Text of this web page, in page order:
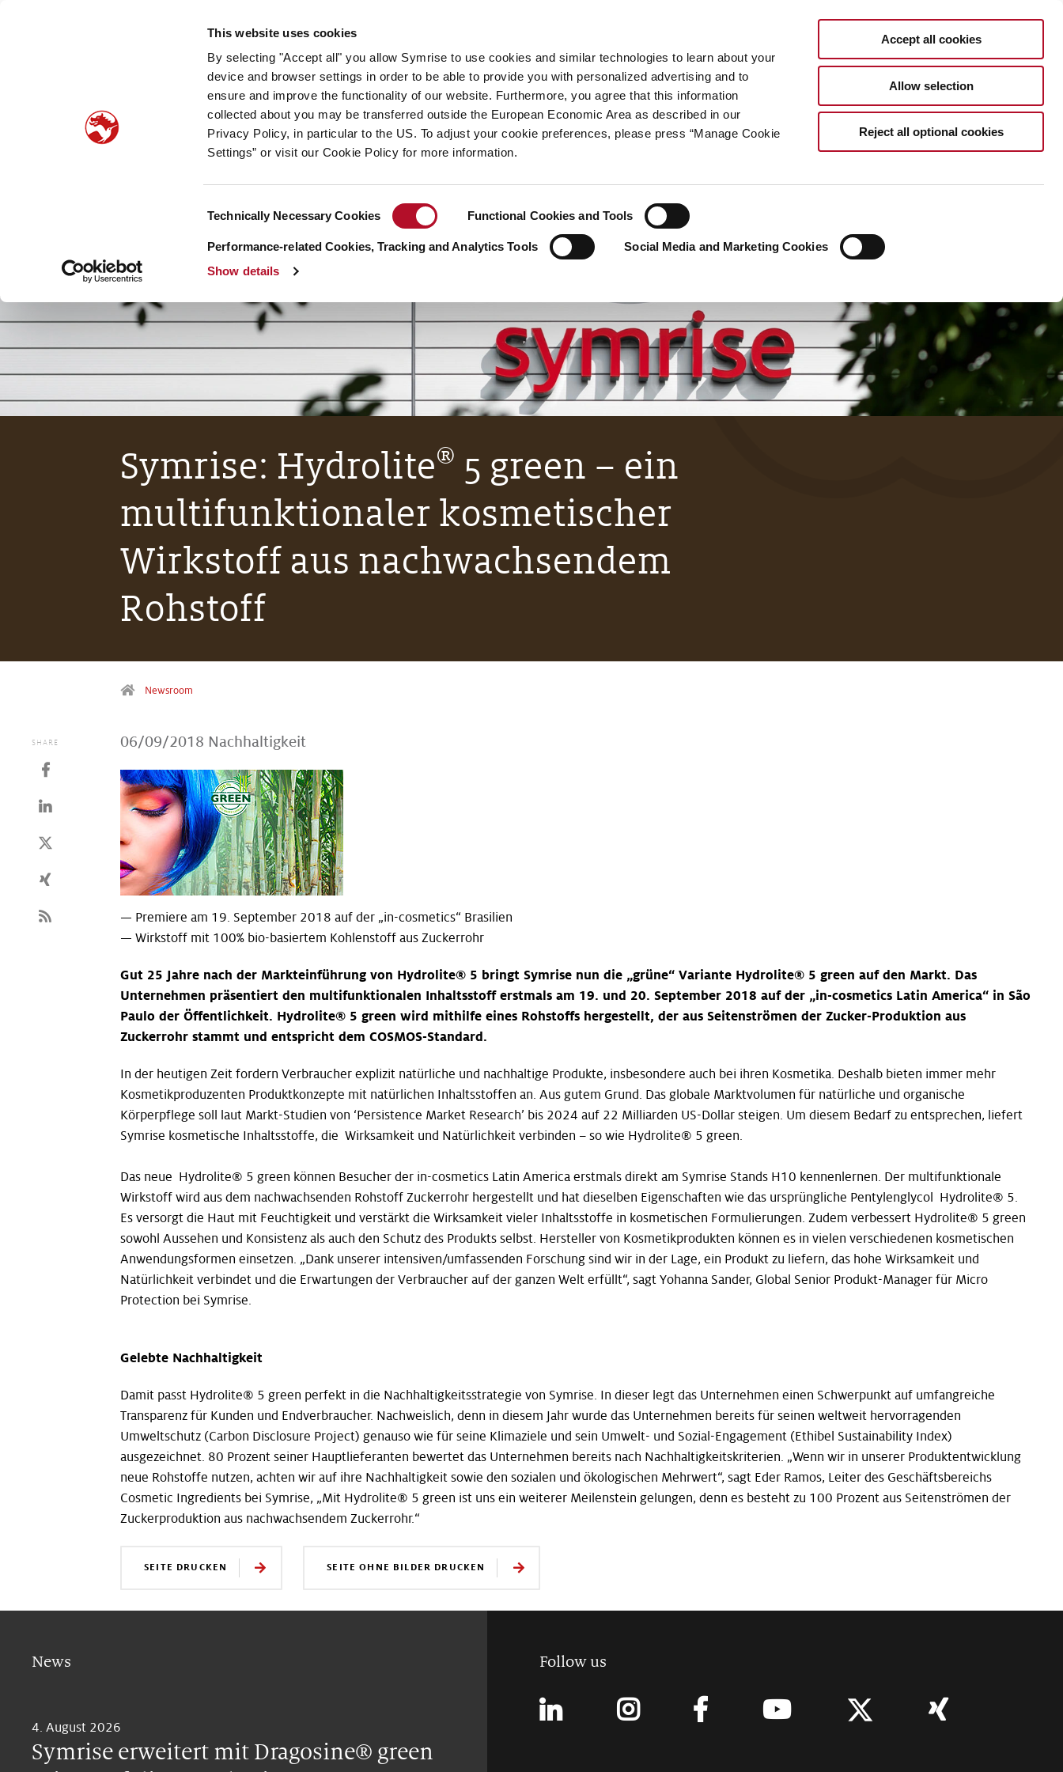
This website uses cookies
By selecting "Accept all" you allow Symrise to use cookies and similar technologies to learn about your
device and browser settings in order to be able to provide you with personalized advertising and to
ensure and improve the functionality of our website. Furthermore, you agree that this information
collected about you may be transferred outside the European Economic Area as described in our
Privacy Policy, in particular to the US. To adjust your cookie preferences, please press “Manage Cookie
Settings” or visit our Cookie Policy for more information.
Selection
Technically Necessary Cookies Functional Cookies and Tools
Performance-related Cookies, Tracking and Analytics Tools
Social Media and Marketing Cookies
Show details
Accept all cookies
Allow selection
Reject all optional cookies
Scent & Care Unsere Geschichten
DE
Symrise: Hydrolite® 5 green – ein
multifunktionaler kosmetischer
Wirkstoff aus nachwachsendem
Rohstoff
Newsroom
SHARE 06/09/2018 Nachhaltigkeit
— Premiere am 19. September 2018 auf der „in-cosmetics“ Brasilien
— Wirkstoff mit 100% bio-basiertem Kohlenstoff aus Zuckerrohr
Gut 25 Jahre nach der Markteinführung von Hydrolite® 5 bringt Symrise nun die „grüne“ Variante Hydrolite® 5 green auf den Markt. Das
Unternehmen präsentiert den multifunktionalen Inhaltsstoff erstmals am 19. und 20. September 2018 auf der „in-cosmetics Latin America“ in São
Paulo der Öffentlichkeit. Hydrolite® 5 green wird mithilfe eines Rohstoffs hergestellt, der aus Seitenströmen der Zucker-Produktion aus
Zuckerrohr stammt und entspricht dem COSMOS-Standard.
In der heutigen Zeit fordern Verbraucher explizit natürliche und nachhaltige Produkte, insbesondere auch bei ihren Kosmetika. Deshalb bieten immer mehr
Kosmetikproduzenten Produktkonzepte mit natürlichen Inhaltsstoffen an. Aus gutem Grund. Das globale Marktvolumen für natürliche und organische
Körperpflege soll laut Markt-Studien von ‘Persistence Market Research’ bis 2024 auf 22 Milliarden US-Dollar steigen. Um diesem Bedarf zu entsprechen, liefert
Symrise kosmetische Inhaltsstoffe, die Wirksamkeit und Natürlichkeit verbinden – so wie Hydrolite® 5 green.
Das neue Hydrolite® 5 green können Besucher der in-cosmetics Latin America erstmals direkt am Symrise Stands H10 kennenlernen. Der multifunktionale
Wirkstoff wird aus dem nachwachsenden Rohstoff Zuckerrohr hergestellt und hat dieselben Eigenschaften wie das ursprüngliche Pentylenglycol Hydrolite® 5.
Es versorgt die Haut mit Feuchtigkeit und verstärkt die Wirksamkeit vieler Inhaltsstoffe in kosmetischen Formulierungen. Zudem verbessert Hydrolite® 5 green
sowohl Aussehen und Konsistenz als auch den Schutz des Produkts selbst. Hersteller von Kosmetikprodukten können es in vielen verschiedenen kosmetischen
Anwendungsformen einsetzen. „Dank unserer intensiven/umfassenden Forschung sind wir in der Lage, ein Produkt zu liefern, das hohe Wirksamkeit und
Natürlichkeit verbindet und die Erwartungen der Verbraucher auf der ganzen Welt erfüllt“, sagt Yohanna Sander, Global Senior Produkt-Manager für Micro
Protection bei Symrise.
Gelebte Nachhaltigkeit
Damit passt Hydrolite® 5 green perfekt in die Nachhaltigkeitsstrategie von Symrise. In dieser legt das Unternehmen einen Schwerpunkt auf umfangreiche
Transparenz für Kunden und Endverbraucher. Nachweislich, denn in diesem Jahr wurde das Unternehmen bereits für seinen weltweit hervorragenden
Umweltschutz (Carbon Disclosure Project) genauso wie für seine Klimaziele und sein Umwelt- und Sozial-Engagement (Ethibel Sustainability Index)
ausgezeichnet. 80 Prozent seiner Hauptlieferanten bewertet das Unternehmen bereits nach Nachhaltigkeitskriterien. „Wenn wir in unserer Produktentwicklung
neue Rohstoffe nutzen, achten wir auf ihre Nachhaltigkeit sowie den sozialen und ökologischen Mehrwert“, sagt Eder Ramos, Leiter des Geschäftsbereichs
Cosmetic Ingredients bei Symrise, „Mit Hydrolite® 5 green ist uns ein weiterer Meilenstein gelungen, denn es besteht zu 100 Prozent aus Seitenströmen der
Zuckerproduktion aus nachwachsendem Zuckerrohr.“
SEITE DRUCKEN SEITE OHNE BILDER DRUCKEN
News
4. August 2026
Symrise erweitert mit Dragosine® green
Follow us